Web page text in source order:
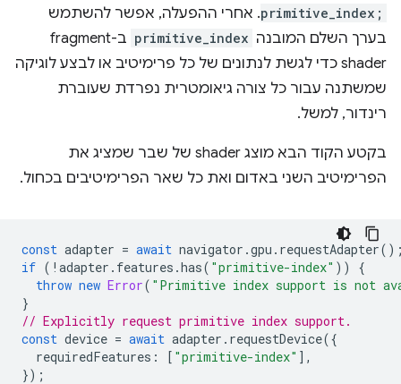
primitive_index;. אחרי ההפעלה, אפשר להשתמש
בערך השלם המובנה primitive_index
ב-fragment
shader כדי לגשת לנתונים של כל פרימיטיב או לבצע לוגיקה
שמשתנה עבור כל צורה גיאומטרית נפרדת שעוברת
רינדור, למשל.
בקטע הקוד הבא מוצג shader של שבר שמציג את
הפרימיטיב השני באדום ואת כל שאר הפרימיטיבים בכחול.
const adapter = await navigator .gpu . requestAdapter
if ( ! adapter . features .has( "primitive-index" ))
{
throw new Error( "Primitive index support is not
}
// Explicitly request primitive index support.
const device = await adapter . requestDevice({
requiredFeatures : [ "primitive-index" ],
});